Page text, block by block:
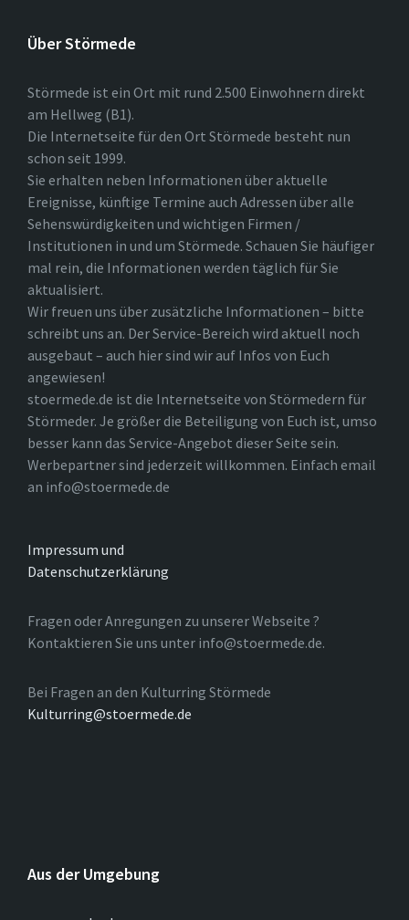
Über Störmede
Störmede ist ein Ort mit rund 2.500 Einwohnern direkt
am Hellweg (B1).
Die Internetseite für den Ort Störmede besteht nun
schon seit 1999.
Sie erhalten neben Informationen über aktuelle
Ereignisse, künftige Termine auch Adressen über alle
Sehenswürdigkeiten und wichtigen Firmen /
Institutionen in und um Störmede. Schauen Sie häufiger
mal rein, die Informationen werden täglich für Sie
aktualisiert.
Wir freuen uns über zusätzliche Informationen – bitte
schreibt uns an. Der Service-Bereich wird aktuell noch
ausgebaut – auch hier sind wir auf Infos von Euch
angewiesen!
stoermede.de ist die Internetseite von Störmedern für
Störmeder. Je größer die Beteiligung von Euch ist, umso
besser kann das Service-Angebot dieser Seite sein.
Werbepartner sind jederzeit willkommen. Einfach email
an info@stoermede.de
Impressum und
Datenschutzerklärung
Fragen oder Anregungen zu unserer Webseite ?
Kontaktieren Sie uns unter info@stoermede.de.
Bei Fragen an den Kulturring Störmede
Kulturring@stoermede.de
Aus der Umgebung